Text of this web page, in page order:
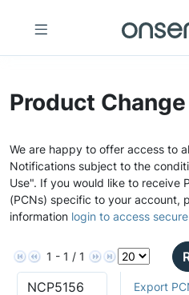
Product
We are happy to offer access to
Notifications subject to the
Use". If you would like to receive
(PCNs) specific to your account,
information login to access
1 - 1 / 1
Export